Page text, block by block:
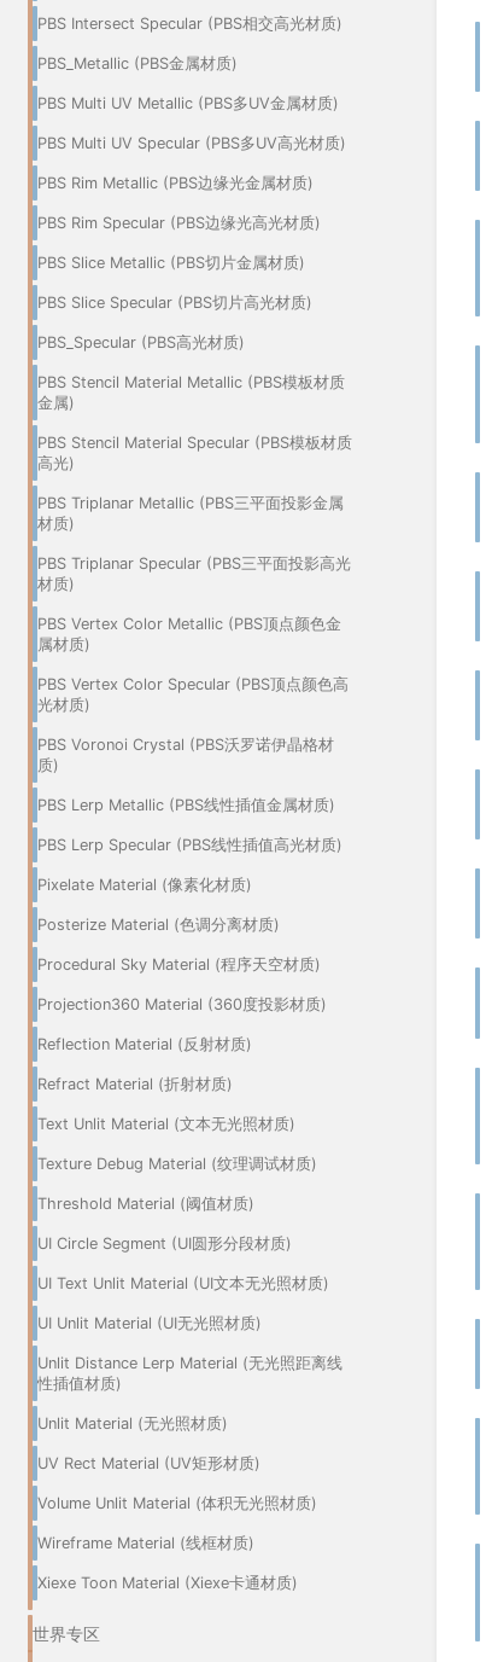
PBS Intersect Specular (PBS相交高光材质)
PBS_Metallic (PBS金属材质)
PBS Multi UV Metallic (PBS多UV金属材质)
PBS Multi UV Specular (PBS多UV高光材质)
PBS Rim Metallic (PBS边缘光金属材质)
PBS Rim Specular (PBS边缘光高光材质)
PBS Slice Metallic (PBS切片金属材质)
PBS Slice Specular (PBS切片高光材质)
PBS_Specular (PBS高光材质)
PBS Stencil Material Metallic (PBS模板材质
金属)
PBS Stencil Material Specular (PBS模板材质
高光)
PBS Triplanar Metallic (PBS三平面投影金属
材质)
PBS Triplanar Specular (PBS三平面投影高光
材质)
PBS Vertex Color Metallic (PBS顶点颜色金
属材质)
PBS Vertex Color Specular (PBS顶点颜色高
光材质)
PBS Voronoi Crystal (PBS沃罗诺伊晶格材
质)
PBS Lerp Metallic (PBS线性插值金属材质)
PBS Lerp Specular (PBS线性插值高光材质)
Pixelate Material (像素化材质)
Posterize Material (色调分离材质)
Procedural Sky Material (程序天空材质)
Projection360 Material (360度投影材质)
Reflection Material (反射材质)
Refract Material (折射材质)
Text Unlit Material (文本无光照材质)
Texture Debug Material (纹理调试材质)
Threshold Material (阈值材质)
UI Circle Segment (UI圆形分段材质)
UI Text Unlit Material (UI文本无光照材质)
UI Unlit Material (UI无光照材质)
Unlit Distance Lerp Material (无光照距离线
性插值材质)
Unlit Material (无光照材质)
UV Rect Material (UV矩形材质)
Volume Unlit Material (体积无光照材质)
Wireframe Material (线框材质)
Xiexe Toon Material (Xiexe卡通材质)
世界专区